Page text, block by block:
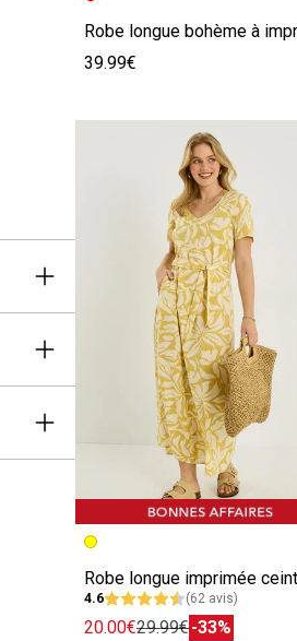
39.99€
Image précédente
Image suivante
4.6 (62 avis)
20.00€29.99€-33%